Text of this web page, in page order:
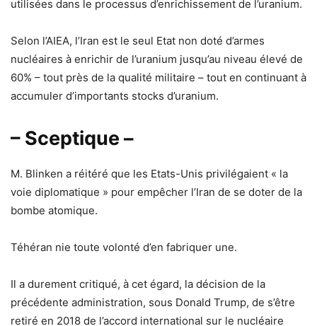
utilisées dans le processus d’enrichissement de l’uranium.
Selon l’AIEA, l’Iran est le seul Etat non doté d’armes
nucléaires à enrichir de l’uranium jusqu’au niveau élevé de
60% – tout près de la qualité militaire – tout en continuant à
accumuler d’importants stocks d’uranium.
– Sceptique –
M. Blinken a réitéré que les Etats-Unis privilégaient « la
voie diplomatique » pour empêcher l’Iran de se doter de la
bombe atomique.
Téhéran nie toute volonté d’en fabriquer une.
Il a durement critiqué, à cet égard, la décision de la
précédente administration, sous Donald Trump, de s’être
retiré en 2018 de l’accord international sur le nucléaire